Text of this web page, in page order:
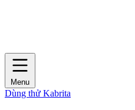
Menu
Dùng thử Kabrita